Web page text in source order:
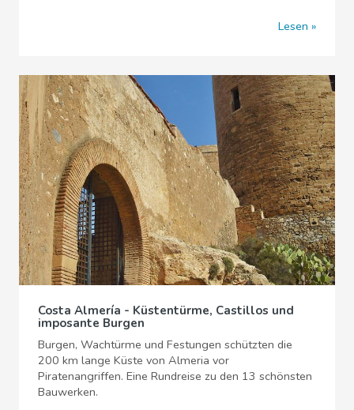
Lesen
Costa Almería - Küstentürme, Castillos und
imposante Burgen
Burgen, Wachtürme und Festungen schützten die
200 km lange Küste von Almeria vor
Piratenangriffen. Eine Rundreise zu den 13 schönsten
Bauwerken.